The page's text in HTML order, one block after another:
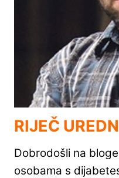
RIJEČ
Dobrodošli na
osobama s